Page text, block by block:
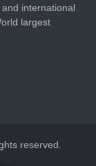
international
largest
reserved.